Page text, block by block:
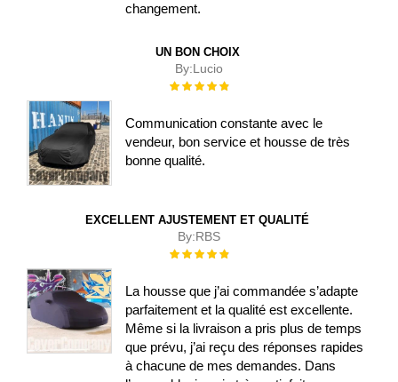
changement.
UN BON CHOIX
By:Lucio
Évaluation :
Communication constante avec le
vendeur, bon service et housse de très
bonne qualité.
EXCELLENT AJUSTEMENT ET QUALITÉ
By:RBS
Évaluation :
La housse que j’ai commandée s’adapte
parfaitement et la qualité est excellente.
Même si la livraison a pris plus de temps
que prévu, j’ai reçu des réponses rapides
à chacune de mes demandes. Dans